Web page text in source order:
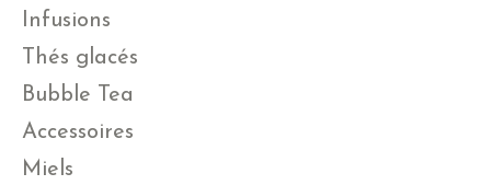
Infusions
Thés glacés
Bubble Tea
Accessoires
Miels